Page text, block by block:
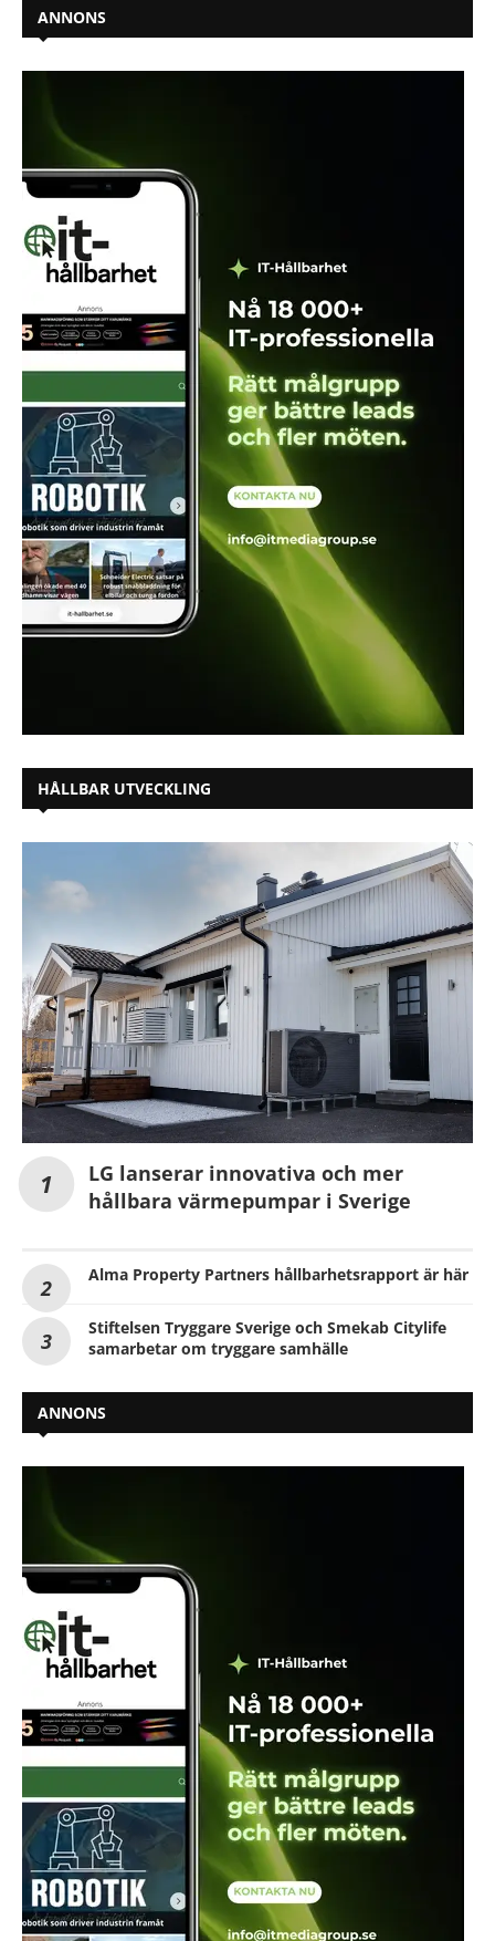
ANNONS
HÅLLBAR UTVECKLING
LG lanserar innovativa och mer
hållbara värmepumpar i Sverige
Alma Property Partners hållbarhetsrapport är här
Stiftelsen Tryggare Sverige och Smekab Citylife
samarbetar om tryggare samhälle
ANNONS